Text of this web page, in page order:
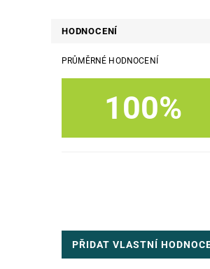
HODNOCENÍ
PRŮMĚRNÉ HODNOCENÍ
100%
PŘIDAT VLASTNÍ